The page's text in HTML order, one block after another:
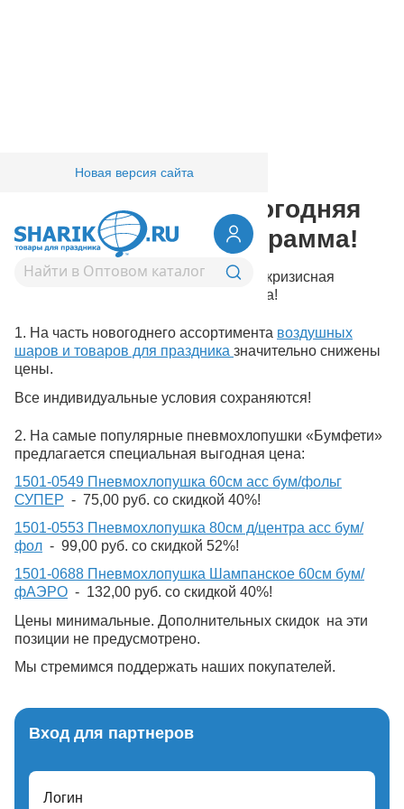
Новая версия сайта
Компания
Антикризисная новогодняя
маркетинговая программа!
Наш вклад в борьбу с кризисом: Антикризисная
маркетинговая новогодняя программа!
1. На часть новогоднего ассортимента воздушных
шаров и товаров для праздника значительно снижены
цены.
Все индивидуальные условия сохраняются!
2. На самые популярные пневмохлопушки «Бумфети»
предлагается специальная выгодная цена:
1501-0549 Пневмохлопушка 60см асс бум/фольг
СУПЕР - 75,00 руб. со скидкой 40%!
1501-0553 Пневмохлопушка 80см д/центра асс бум/
фол - 99,00 руб. со скидкой 52%!
1501-0688 Пневмохлопушка Шампанское 60см бум/
фАЭРО - 132,00 руб. со скидкой 40%!
Цены минимальные. Дополнительных скидок на эти
позиции не предусмотрено.
Мы стремимся поддержать наших покупателей.
Вход для партнеров
Логин